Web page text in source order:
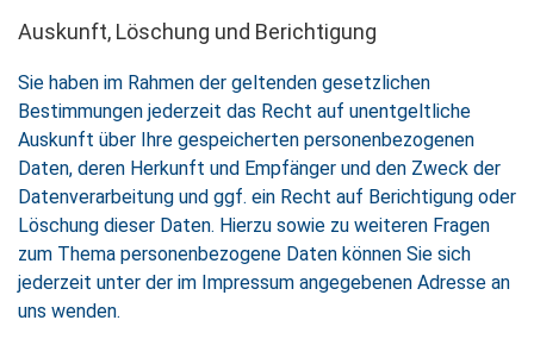
Auskunft, Löschung und Berichtigung
Sie haben im Rahmen der geltenden gesetzlichen
Bestimmungen jederzeit das Recht auf unentgeltliche
Auskunft über Ihre gespeicherten personenbezogenen
Daten, deren Herkunft und Empfänger und den Zweck der
Datenverarbeitung und ggf. ein Recht auf Berichtigung oder
Löschung dieser Daten. Hierzu sowie zu weiteren Fragen
zum Thema personenbezogene Daten können Sie sich
jederzeit unter der im Impressum angegebenen Adresse an
uns wenden.